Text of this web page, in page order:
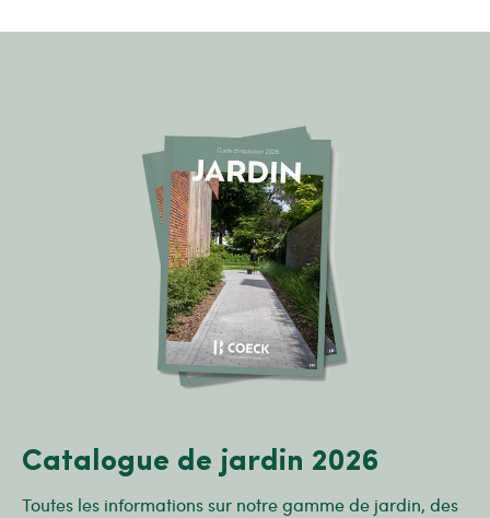
Catalogue de jardin 2026
Toutes les informations sur notre gamme de jardin, des